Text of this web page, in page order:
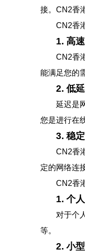
接。CN2香
CN2香
1. 高
CN2香
能满足您的
2. 低
延迟是
您是进行在
3. 稳
CN2香
定的网络连
CN2香
1. 个
对于个
等。
2. 小